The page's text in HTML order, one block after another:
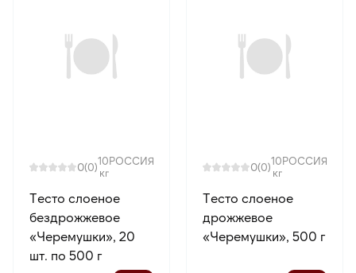
0(0)10
кг
РОССИЯ
Тесто слоеное
бездрожжевое
«Черемушки», 20
шт. по 500 г
0(0)10
кг
РОССИЯ
Тесто слоеное
дрожжевое
«Черемушки», 500 г